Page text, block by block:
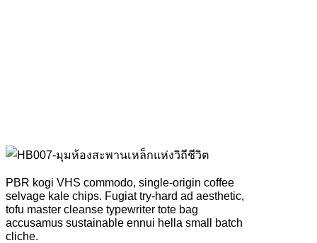
PBR kogi VHS commodo, single-origin coffee
selvage kale chips. Fugiat try-hard ad aesthetic,
tofu master cleanse typewriter tote bag
accusamus sustainable ennui hella small batch
cliche.